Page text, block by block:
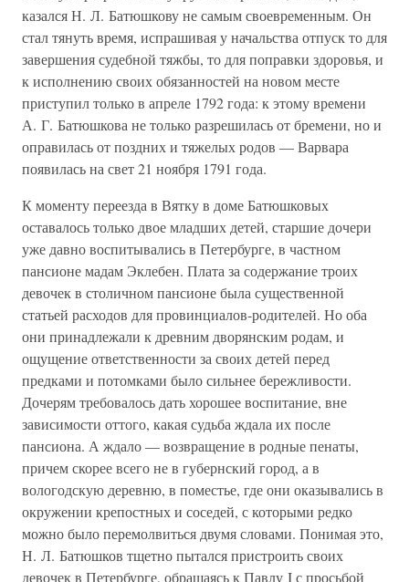
казался Н. Л. Батюшкову не самым своевременным. Он
стал тянуть время, испрашивая у начальства отпуск то для
завершения судебной тяжбы, то для поправки здоровья, и
к исполнению своих обязанностей на новом месте
приступил только в апреле 1792 года: к этому времени
А. Г. Батюшкова не только разрешилась от бремени, но и
оправилась от поздних и тяжелых родов — Варвара
появилась на свет 21 ноября 1791 года.
К моменту переезда в Вятку в доме Батюшковых
оставалось только двое младших детей, старшие дочери
уже давно воспитывались в Петербурге, в частном
пансионе мадам Эклебен. Плата за содержание троих
девочек в столичном пансионе была существенной
статьей расходов для провинциалов-родителей. Но оба
они принадлежали к древним дворянским родам, и
ощущение ответственности за своих детей перед
предками и потомками было сильнее бережливости.
Дочерям требовалось дать хорошее воспитание, вне
зависимости оттого, какая судьба ждала их после
пансиона. А ждало — возвращение в родные пенаты,
причем скорее всего не в губернский город, а в
вологодскую деревню, в поместье, где они оказывались в
окружении крепостных и соседей, с которыми редко
можно было перемолвиться двумя словами. Понимая это,
Н. Л. Батюшков тщетно пытался пристроить своих
девочек в Петербурге, обращаясь к Павлу I с просьбой